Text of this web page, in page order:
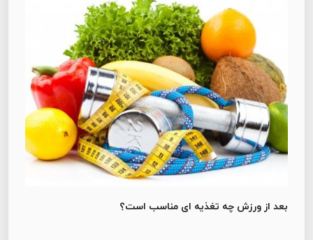
بعد از ورزش چه تغذیه ای مناسب است؟